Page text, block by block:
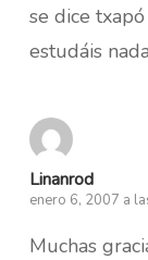
se dice
estudáis
Linanrod
enero 6, 2007 a
Muchas